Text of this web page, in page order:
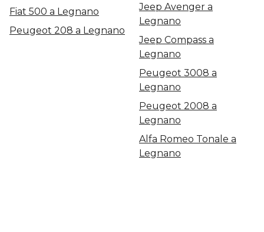
Fiat 500 a Legnano
Peugeot 208 a Legnano
Jeep Avenger a
Legnano
Jeep Compass a
Legnano
Peugeot 3008 a
Legnano
Peugeot 2008 a
Legnano
Alfa Romeo Tonale a
Legnano